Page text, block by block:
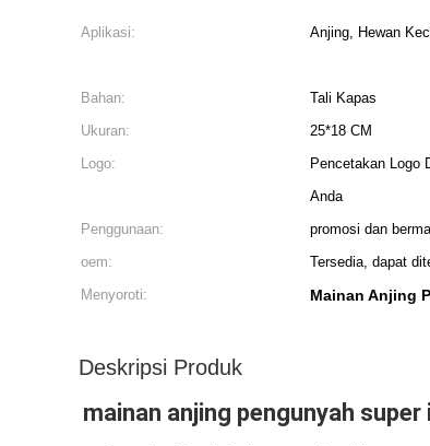
Aplikasi: Anjing, Hewan
Bahan:
Tali Kapas
Ukuran:
25*18 CM
Logo:
Pencetakan Logo
Anda
Penggunaan: promosi dan
oem:
Tersedia, dapat
Menyoroti:
Mainan Anjing
Deskripsi Produk
mainan anjing pengunyah